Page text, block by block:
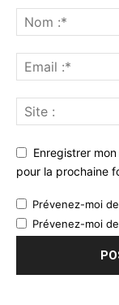
Enregistrer
pour la prochaine
Prévenez-moi
Prévenez-moi